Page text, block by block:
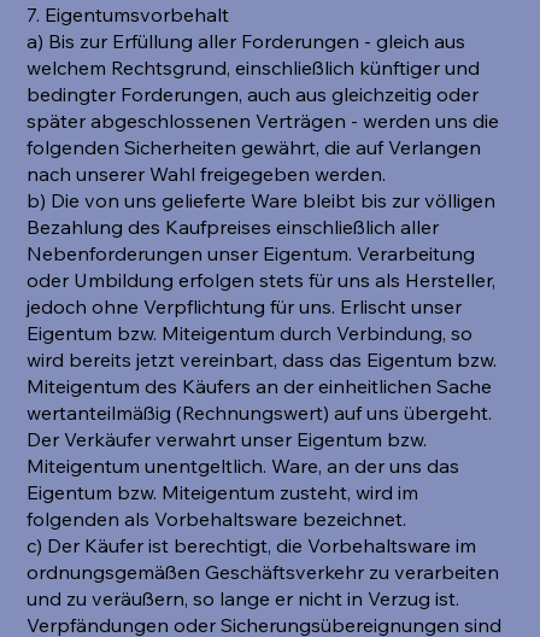
7. Eigentumsvorbehalt
a) Bis zur Erfüllung aller Forderungen - gleich aus
welchem Rechtsgrund, einschließlich künftiger und
bedingter Forderungen, auch aus gleichzeitig oder
später abgeschlossenen Verträgen - werden uns die
folgenden Sicherheiten gewährt, die auf Verlangen
nach unserer Wahl freigegeben werden.
b) Die von uns gelieferte Ware bleibt bis zur völligen
Bezahlung des Kaufpreises einschließlich aller
Nebenforderungen unser Eigentum. Verarbeitung
oder Umbildung erfolgen stets für uns als Hersteller,
jedoch ohne Verpflichtung für uns. Erlischt unser
Eigentum bzw. Miteigentum durch Verbindung, so
wird bereits jetzt vereinbart, dass das Eigentum bzw.
Miteigentum des Käufers an der einheitlichen Sache
wertanteilmäßig (Rechnungswert) auf uns übergeht.
Der Verkäufer verwahrt unser Eigentum bzw.
Miteigentum unentgeltlich. Ware, an der uns das
Eigentum bzw. Miteigentum zusteht, wird im
folgenden als Vorbehaltsware bezeichnet.
c) Der Käufer ist berechtigt, die Vorbehaltsware im
ordnungsgemäßen Geschäftsverkehr zu verarbeiten
und zu veräußern, so lange er nicht in Verzug ist.
Verpfändungen oder Sicherungsübereignungen sind